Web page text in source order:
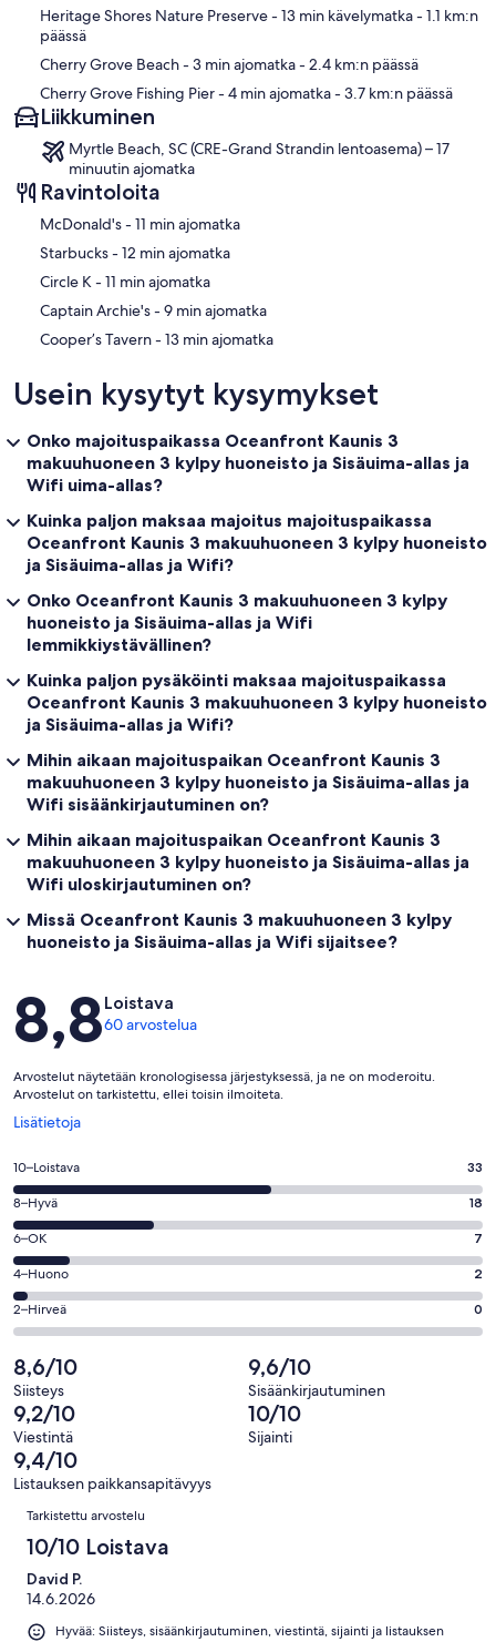
Heritage Shores Nature Preserve- 13 min kävelymatka- 1.1 km:n
päässä
Cherry Grove Beach- 3 min ajomatka- 2.4 km:n päässä
Cherry Grove Fishing Pier- 4 min ajomatka- 3.7 km:n päässä
Liikkuminen
Myrtle Beach, SC (CRE-Grand Strandin lentoasema) – 17
minuutin ajomatka
Ravintoloita
‪McDonald's - ‬11 min ajomatka
‪Starbucks - ‬12 min ajomatka
‪Circle K - ‬11 min ajomatka
‪Captain Archie's - ‬9 min ajomatka
‪Cooper’s Tavern - ‬13 min ajomatka
Usein kysytyt kysymykset
Onko majoituspaikassa Oceanfront Kaunis 3
makuuhuoneen 3 kylpy huoneisto ja Sisäuima-allas ja
Wifi uima-allas?
Kuinka paljon maksaa majoitus majoituspaikassa
Oceanfront Kaunis 3 makuuhuoneen 3 kylpy huoneisto
ja Sisäuima-allas ja Wifi?
Onko Oceanfront Kaunis 3 makuuhuoneen 3 kylpy
huoneisto ja Sisäuima-allas ja Wifi
lemmikkiystävällinen?
Kuinka paljon pysäköinti maksaa majoituspaikassa
Oceanfront Kaunis 3 makuuhuoneen 3 kylpy huoneisto
ja Sisäuima-allas ja Wifi?
Mihin aikaan majoituspaikan Oceanfront Kaunis 3
makuuhuoneen 3 kylpy huoneisto ja Sisäuima-allas ja
Wifi sisäänkirjautuminen on?
Mihin aikaan majoituspaikan Oceanfront Kaunis 3
makuuhuoneen 3 kylpy huoneisto ja Sisäuima-allas ja
Wifi uloskirjautuminen on?
Missä Oceanfront Kaunis 3 makuuhuoneen 3 kylpy
huoneisto ja Sisäuima-allas ja Wifi sijaitsee?
Arvostelut
8,8Loistava
60 arvostelua
Arvostelut näytetään kronologisessa järjestyksessä, ja ne on moderoitu.
Arvostelut on tarkistettu, ellei toisin ilmoiteta.
Lisätietoja
Avautuu
ikkunaan
Arvosana
10
-
Loistava.
33
kautta
60
arvostelua
10–Loistava 33
Arvosana
8
-
Hyvä.
18
kautta
arvostelua
8–Hyvä 18
Arvosana
6
-
OK.
7
kautta
60
arvostelua
6–OK 7
Arvosana
4
-
2
kautta
60
arvostelua
4–Huono 2
Arvosana
2
-
Hirveä.
0
kautta
60
arvostelua
2–Hirveä 0
8,6/10
Siisteys
9,6/10
Sisäänkirjautuminen
9,2/10
Viestintä
10/10
Sijainti
9,4/10
Listauksen paikkansapitävyys
Arvostelut
Tarkistettu arvostelu
10/10 Loistava
David P.
14.6.2026
Hyvää: Siisteys, sisäänkirjautuminen, viestintä, sijainti ja listauksen